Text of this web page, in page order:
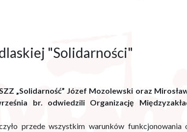
"Solidarności"
„Solidarność” Józef Mozolewski oraz
br. odwiedzili Organizację
przede wszystkim warunków funkcjonowania